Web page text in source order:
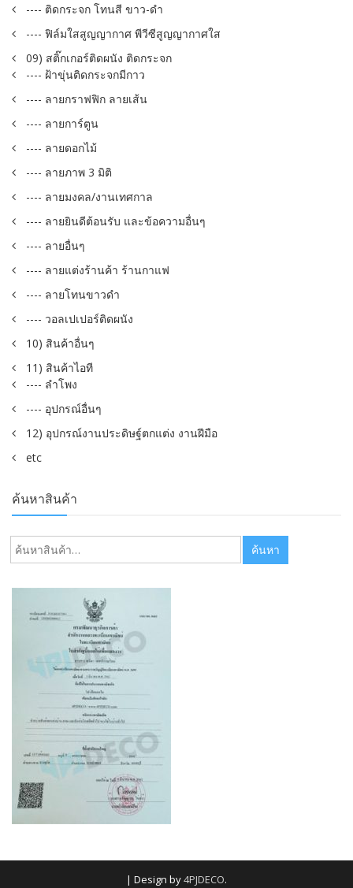
---- ติดกระจก โทนสี ขาว-ดำ
---- ฟิล์มใสสูญญากาศ พีวีซีสูญญากาศใส
09) สติ๊กเกอร์ติดผนัง ติดกระจก
---- ฝ้าขุ่นติดกระจกมีกาว
---- ลายกราฟฟิก ลายเส้น
---- ลายการ์ตูน
---- ลายดอกไม้
---- ลายภาพ 3 มิติ
---- ลายมงคล/งานเทศกาล
---- ลายยินดีต้อนรับ และข้อความอื่นๆ
---- ลายอื่นๆ
---- ลายแต่งร้านค้า ร้านกาแฟ
---- ลายโทนขาวดำ
---- วอลเปเปอร์ติดผนัง
10) สินค้าอื่นๆ
11) สินค้าไอที
---- ลำโพง
---- อุปกรณ์อื่นๆ
12) อุปกรณ์งานประดิษฐ์ตกแต่ง งานฝีมือ
etc
ค้นหาสินค้า
ค้นหา: ค้นหา
| Design by4PJDECO.